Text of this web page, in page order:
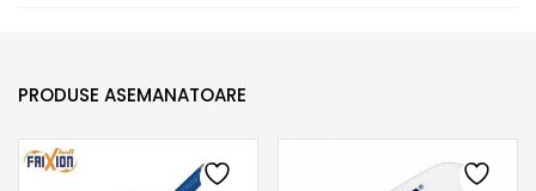
PRODUSE ASEMANATOARE